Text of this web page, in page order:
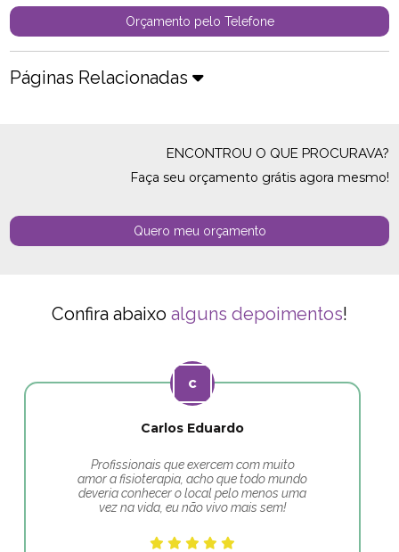
Orçamento pelo Telefone
Páginas Relacionadas
ENCONTROU O QUE PROCURAVA?
Faça seu orçamento grátis agora mesmo!
Quero meu orçamento
Confira abaixo alguns depoimentos!
Carlos Eduardo
Profissionais que exercem com muito
amor a fisioterapia, acho que todo mundo
deveria conhecer o local pelo menos uma
vez na vida, eu não vivo mais sem!